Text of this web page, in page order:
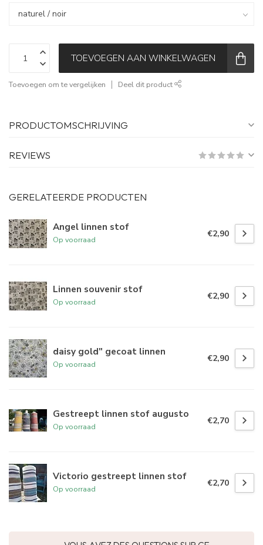
TOEVOEGEN AAN WINKELWAGEN
Toevoegen om te vergelijken Deel dit product
PRODUCTOMSCHRIJVING
REVIEWS
GERELATEERDE PRODUCTEN
Angel linnen stof
Op voorraad
€2,90
Linnen souvenir stof
Op voorraad
€2,90
daisy gold" gecoat linnen
Op voorraad
€2,90
Gestreept linnen stof augusto
Op voorraad
€2,70
Victorio gestreept linnen stof
Op voorraad
€2,70